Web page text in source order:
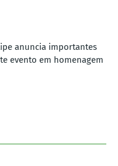
anuncia importantes
evento em homenagem